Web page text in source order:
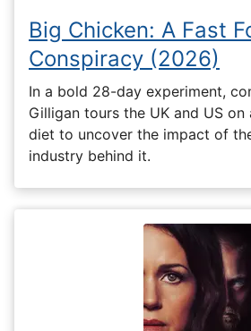
Big Chicken: A Fast
Conspiracy (2026)
In a bold 28-day experiment,
Gilligan tours the UK and US
diet to uncover the impact of
industry behind it.